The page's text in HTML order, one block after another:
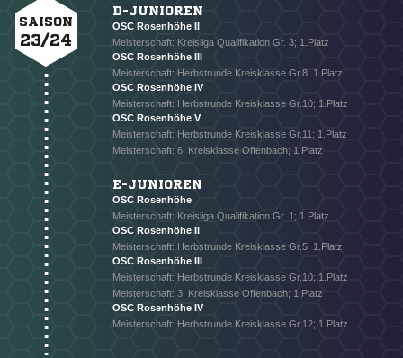
SAISON
23/24
D-JUNIOREN
OSC Rosenhöhe II
Meisterschaft: Kreisliga Qualifikation Gr. 3; 1.Platz
OSC Rosenhöhe III
Meisterschaft: Herbstrunde Kreisklasse Gr.8; 1.Platz
OSC Rosenhöhe IV
Meisterschaft: Herbstrunde Kreisklasse Gr.10; 1.Platz
OSC Rosenhöhe V
Meisterschaft: Herbstrunde Kreisklasse Gr.11; 1.Platz
Meisterschaft: 6. Kreisklasse Offenbach; 1.Platz
E-JUNIOREN
OSC Rosenhöhe
Meisterschaft: Kreisliga Qualifikation Gr. 1; 1.Platz
OSC Rosenhöhe II
Meisterschaft: Herbstrunde Kreisklasse Gr.5; 1.Platz
OSC Rosenhöhe III
Meisterschaft: Herbstrunde Kreisklasse Gr.10; 1.Platz
Meisterschaft: 3. Kreisklasse Offenbach; 1.Platz
OSC Rosenhöhe IV
Meisterschaft: Herbstrunde Kreisklasse Gr.12; 1.Platz